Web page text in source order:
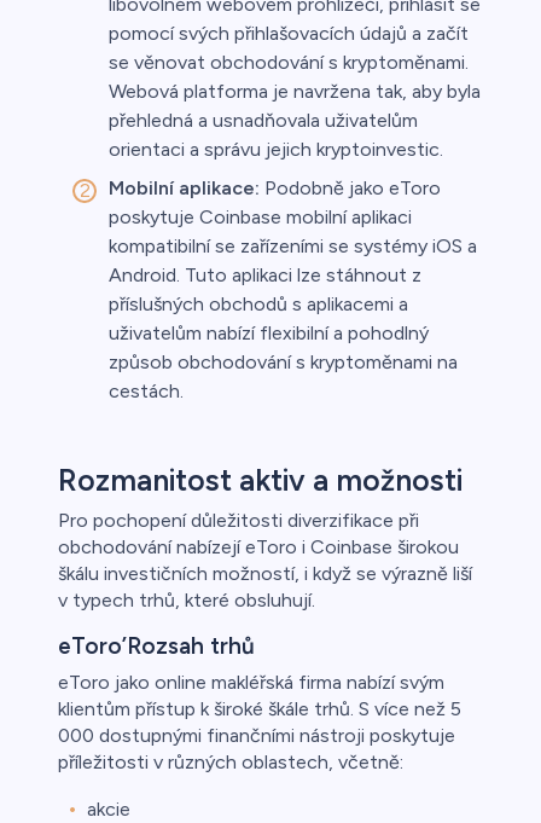
pomocí svých přihlašovacích údajů a začít
se věnovat obchodování s kryptoměnami.
Webová platforma je navržena tak, aby byla
přehledná a usnadňovala uživatelům
orientaci a správu jejich kryptoinvestic.
Mobilní aplikace: Podobně jako eToro
poskytuje Coinbase mobilní aplikaci
kompatibilní se zařízeními se systémy iOS a
Android. Tuto aplikaci lze stáhnout z
příslušných obchodů s aplikacemi a
uživatelům nabízí flexibilní a pohodlný
způsob obchodování s kryptoměnami na
cestách.
Rozmanitost aktiv a možnosti
Pro pochopení důležitosti diverzifikace při
obchodování nabízejí eToro i Coinbase širokou
škálu investičních možností, i když se výrazně liší
v typech trhů, které obsluhují.
eToro’Rozsah trhů
eToro jako online makléřská firma nabízí svým
klientům přístup k široké škále trhů. S více než 5
000 dostupnými finančními nástroji poskytuje
příležitosti v různých oblastech, včetně:
akcie